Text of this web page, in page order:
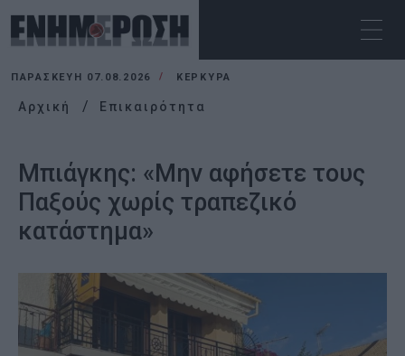
ΠΑΡΑΣΚΕΥΉ 07.08.2026 ΚΕΡΚΥΡΑ
Αρχική Επικαιρότητα
Μπιάγκης: «Μην αφήσετε τους
Παξούς χωρίς τραπεζικό
κατάστημα»